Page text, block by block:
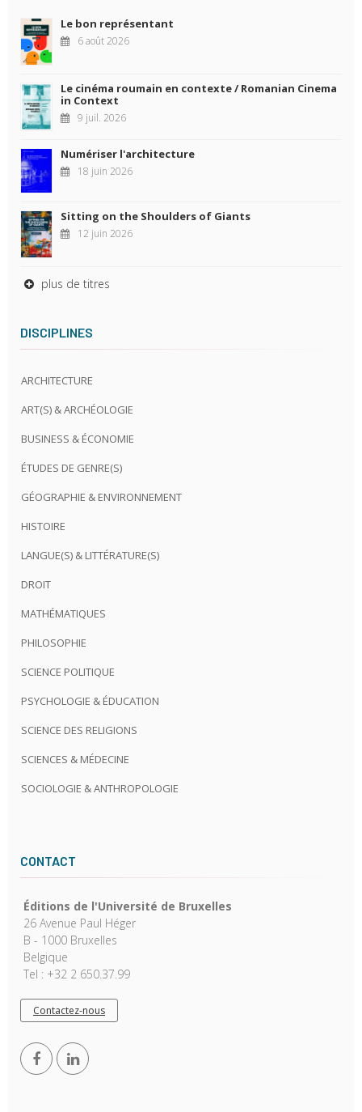
Le bon représentant
6 août 2026
Le cinéma roumain en contexte / Romanian Cinema
in Context
9 juil. 2026
Numériser l'architecture
18 juin 2026
Sitting on the Shoulders of Giants
12 juin 2026
plus de titres
DISCIPLINES
ARCHITECTURE
ART(S) & ARCHÉOLOGIE
BUSINESS & ÉCONOMIE
ÉTUDES DE GENRE(S)
GÉOGRAPHIE & ENVIRONNEMENT
HISTOIRE
LANGUE(S) & LITTÉRATURE(S)
DROIT
MATHÉMATIQUES
PHILOSOPHIE
SCIENCE POLITIQUE
PSYCHOLOGIE & ÉDUCATION
SCIENCE DES RELIGIONS
SCIENCES & MÉDECINE
SOCIOLOGIE & ANTHROPOLOGIE
CONTACT
Éditions de l'Université de Bruxelles
26 Avenue Paul Héger
B - 1000 Bruxelles
Belgique
Tel : +32 2 650.37.99
Contactez-nous